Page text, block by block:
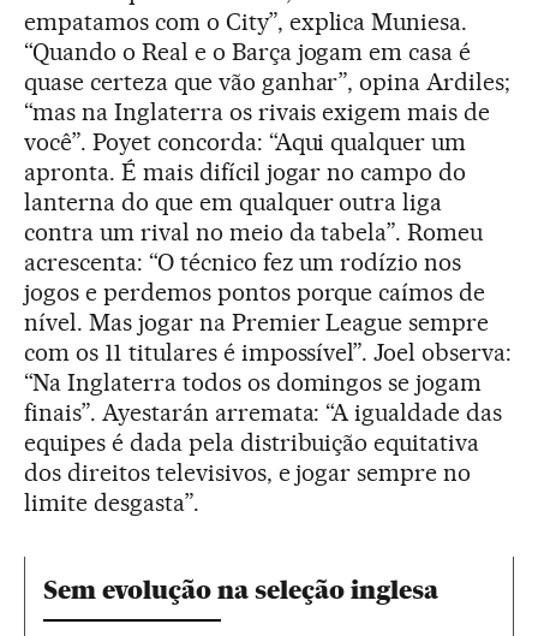
empatamos com o City”, explica Muniesa.
“Quando o Real e o Barça jogam em casa é
quase certeza que vão ganhar”, opina Ardiles;
“mas na Inglaterra os rivais exigem mais de
você”. Poyet concorda: “Aqui qualquer um
apronta. É mais difícil jogar no campo do
lanterna do que em qualquer outra liga
contra um rival no meio da tabela”. Romeu
acrescenta: “O técnico fez um rodízio nos
jogos e perdemos pontos porque caímos de
nível. Mas jogar na Premier League sempre
com os 11 titulares é impossível”. Joel observa:
“Na Inglaterra todos os domingos se jogam
finais”. Ayestarán arremata: “A igualdade das
equipes é dada pela distribuição equitativa
dos direitos televisivos, e jogar sempre no
limite desgasta”.
Sem evolução na seleção inglesa